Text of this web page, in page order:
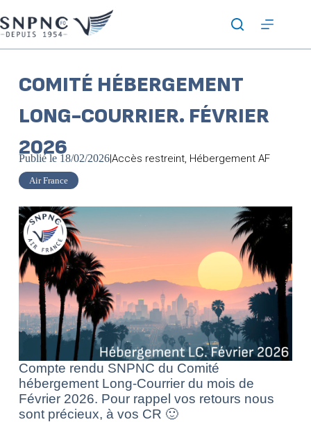
COMITÉ HÉBERGEMENT
LONG-COURRIER. FÉVRIER
2026
Publié le 18/02/2026|Accès restreint, Hébergement AF
Air France
Compte rendu SNPNC du Comité
hébergement Long-Courrier du mois de
Février 2026. Pour rappel vos retours nous
sont précieux, à vos CR 🙂